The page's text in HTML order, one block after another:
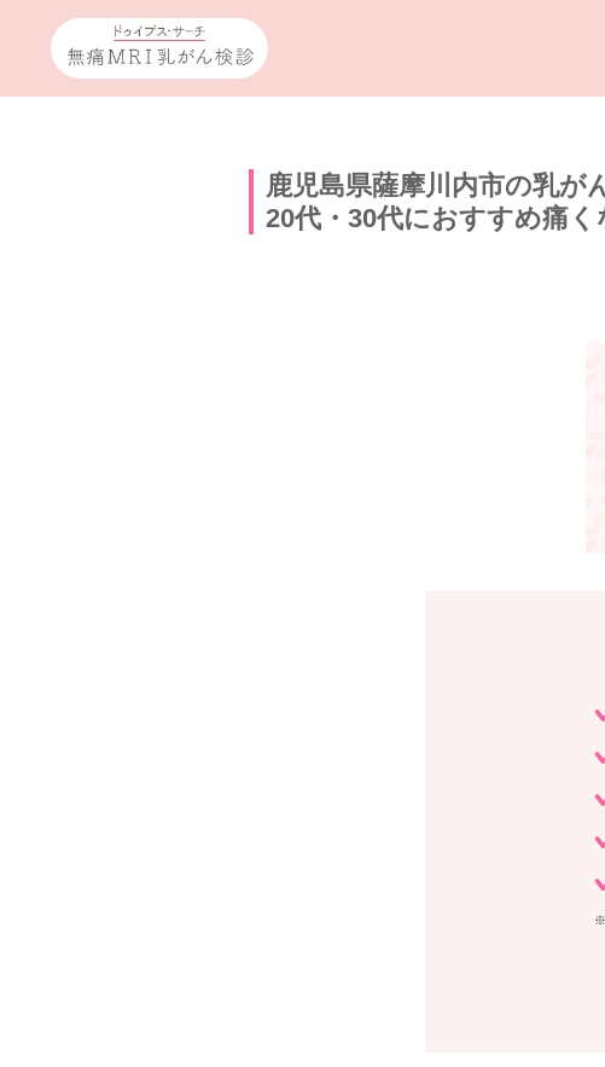
鹿児島県薩摩川内市の乳が
20代・30代におすすめ痛
※